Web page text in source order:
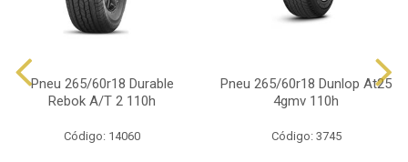
Pneu 265/60r18 Durable
Rebok A/T 2 110h
Código: 14060
Pneu 265/60r18 Dunlop At25
4gmv 110h
Código: 3745